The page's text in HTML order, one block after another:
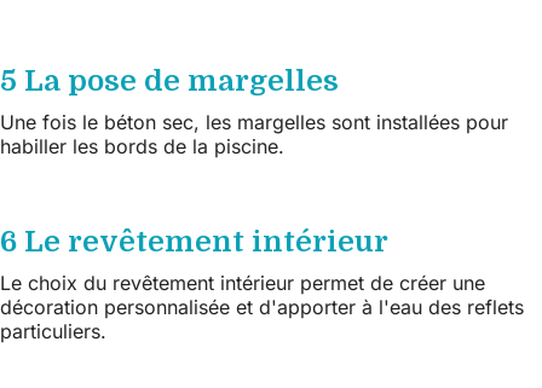
5 La pose de margelles
Une fois le béton sec, les margelles sont installées pour
habiller les bords de la piscine.
6 Le revêtement intérieur
Le choix du revêtement intérieur permet de créer une
décoration personnalisée et d'apporter à l'eau des reflets
particuliers.